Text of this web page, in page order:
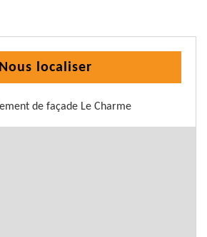
Nous localiser
de façade Le Charme